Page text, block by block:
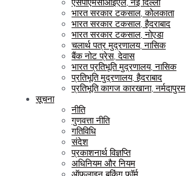
एसपीएमसीआईएल, नई दिल्ली
भारत सरकार टकसाल, कोलकाता
भारत सरकार टकसाल, हैदराबाद
भारत सरकार टकसाल, नोएडा
चलार्थ पत्र मुद्रणालय, नासिक
बैंक नोट प्रेस, देवास
भारत प्रतिभूति मुद्रणालय, नासिक
प्रतिभूति मुद्रणालय, हैदराबाद
प्रतिभूति कागज कारखाना, नर्मदापुरम
सूचना
नीति
गुणवत्ता नीति
गतिविधि
संदेश
प्रकाशनार्थ विज्ञप्ति
अधिनियम और नियम
ऑफलाइन बुकिंग फॉर्म